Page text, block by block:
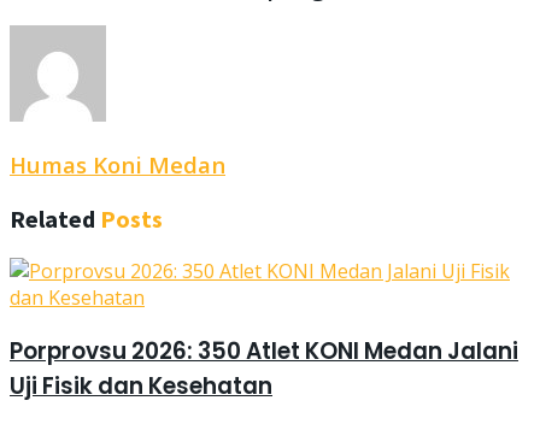
Humas Koni Medan
Related Posts
Porprovsu 2026: 350 Atlet KONI Medan Jalani
Uji Fisik dan Kesehatan